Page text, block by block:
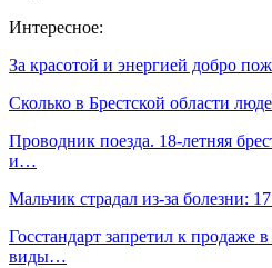
Интересное:
За красотой и энергией добро
Сколько в Брестской области
Проводник поезда. 18-летняя
и…
Мальчик страдал из-за болезни:
Госстандарт запретил к продаже
виды…